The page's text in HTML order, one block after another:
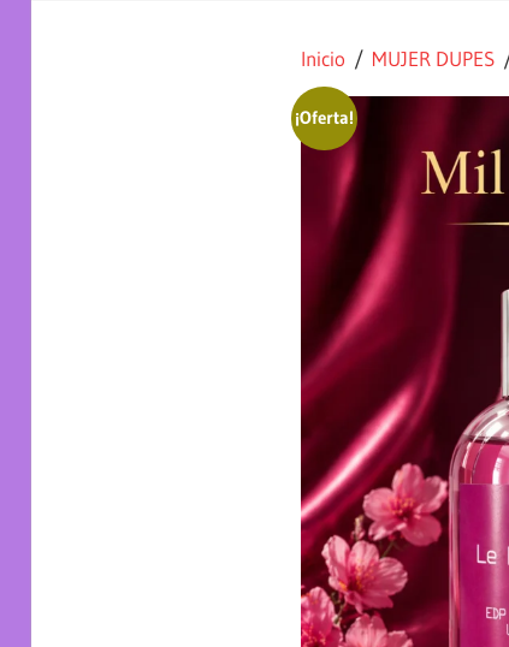
Inicio / MUJER DUPES/
¡Oferta!